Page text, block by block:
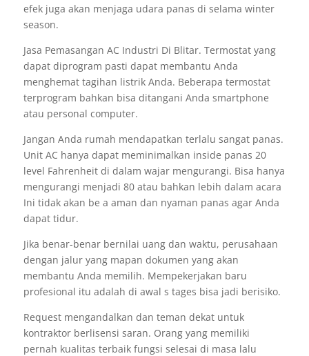
efek juga akan menjaga udara panas di selama winter
season.
Jasa Pemasangan AC Industri Di Blitar. Termostat yang
dapat diprogram pasti dapat membantu Anda
menghemat tagihan listrik Anda. Beberapa termostat
terprogram bahkan bisa ditangani Anda smartphone
atau personal computer.
Jangan Anda rumah mendapatkan terlalu sangat panas.
Unit AC hanya dapat meminimalkan inside panas 20
level Fahrenheit di dalam wajar mengurangi. Bisa hanya
mengurangi menjadi 80 atau bahkan lebih dalam acara
Ini tidak akan be a aman dan nyaman panas agar Anda
dapat tidur.
Jika benar-benar bernilai uang dan waktu, perusahaan
dengan jalur yang mapan dokumen yang akan
membantu Anda memilih. Mempekerjakan baru
profesional itu adalah di awal s tages bisa jadi berisiko.
Request mengandalkan dan teman dekat untuk
kontraktor berlisensi saran. Orang yang memiliki
pernah kualitas terbaik fungsi selesai di masa lalu